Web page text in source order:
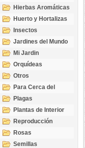
Hierbas Aromáticas
Huerto y Hortalizas
Insectos
Jardines del Mundo
Mi Jardin
Orquídeas
Otros
Para Cerca del
Estanque
Plagas
Plantas de Interior
Reproducción
Rosas
Semillas